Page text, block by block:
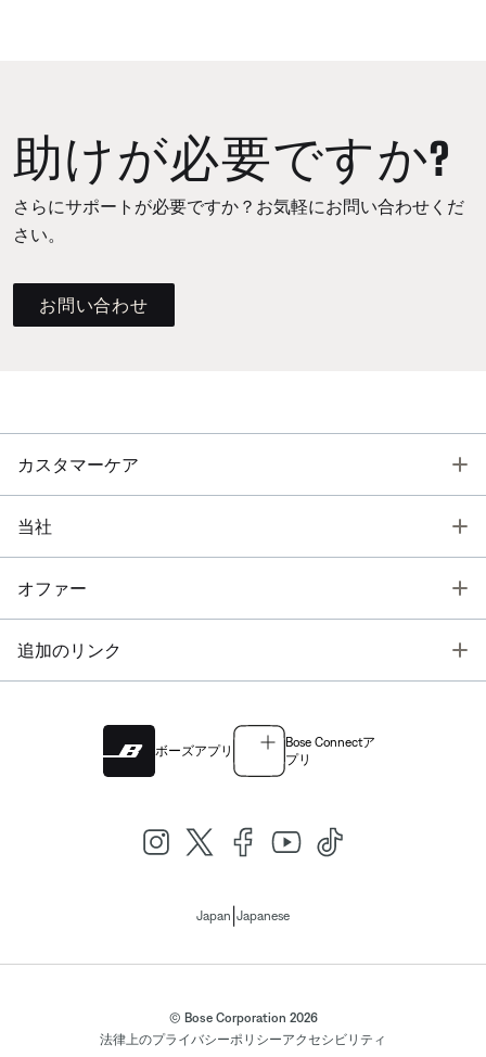
助けが必要ですか?
さらにサポートが必要ですか？お気軽にお問い合わせくだ
さい。
お問い合わせ
カスタマーケア
当社
オファー
追加のリンク
ボーズアプリ
Bose Connectア
プリ
Japan Japanese
© Bose Corporation 2026
法律上のプライバシーポリシーアクセシビリティ